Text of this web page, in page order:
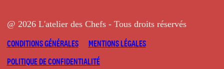
@ 2026 L'atelier des Chefs - Tous droits réservés
CONDITIONS GÉNÉRALES
MENTIONS LÉGALES
POLITIQUE DE CONFIDENTIALITÉ